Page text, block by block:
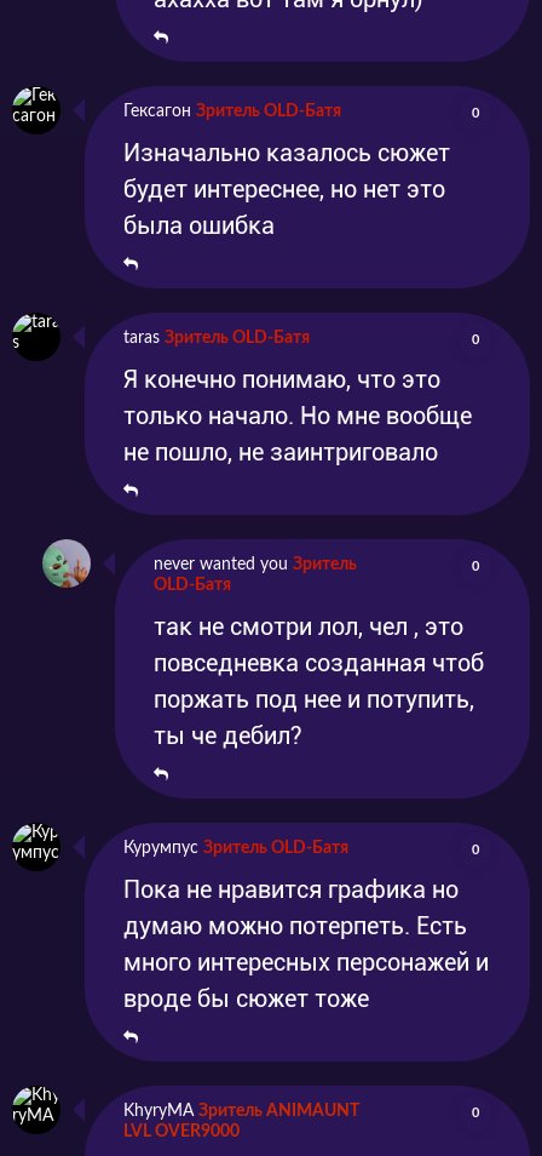
Гексагон Зритель OLD-Батя 0
Изначально казалось сюжет
будет интереснее, но нет это
была ошибка
taras Зритель OLD-Батя 0
Я конечно понимаю, что это
только начало. Но мне вообще
не пошло, не заинтриговало
never wanted you Зритель
OLD-Батя
0
так не смотри лол, чел , это
повседневка созданная чтоб
поржать под нее и потупить,
ты че дебил?
Курумпус Зритель OLD-Батя 0
Пока не нравится графика но
думаю можно потерпеть. Есть
много интересных персонажей и
вроде бы сюжет тоже
KhyryMA Зритель ANIMAUNT
LVL OVER9000
0